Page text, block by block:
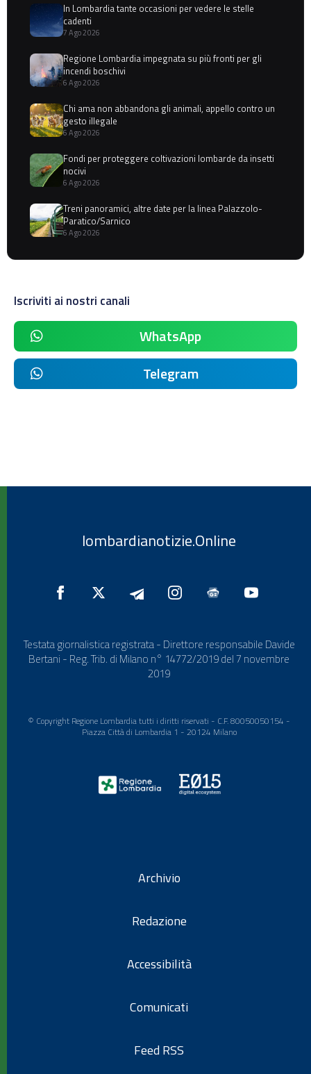
In Lombardia tante occasioni per vedere le stelle
cadenti
7 Ago 2026
Regione Lombardia impegnata su più fronti per gli
incendi boschivi
6 Ago 2026
Chi ama non abbandona gli animali, appello contro un
gesto illegale
6 Ago 2026
Fondi per proteggere coltivazioni lombarde da insetti
nocivi
6 Ago 2026
Treni panoramici, altre date per la linea Palazzolo-
Paratico/Sarnico
6 Ago 2026
Iscriviti ai nostri canali
WhatsApp
Telegram
lombardianotizie.Online
Testata giornalistica registrata - Direttore responsabile Davide
Bertani - Reg. Trib. di Milano n° 14772/2019 del 7 novembre
2019
© Copyright Regione Lombardia tutti i diritti riservati - C.F. 80050050154 -
Piazza Città di Lombardia 1 - 20124 Milano
Archivio
Redazione
Accessibilità
Comunicati
Feed RSS